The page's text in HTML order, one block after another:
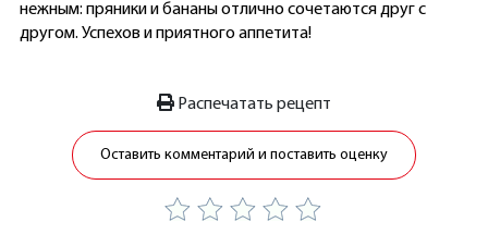
нежным: пряники и бананы отлично сочетаются друг с
другом. Успехов и приятного аппетита!
Распечатать рецепт
Оставить комментарий и поставить оценку